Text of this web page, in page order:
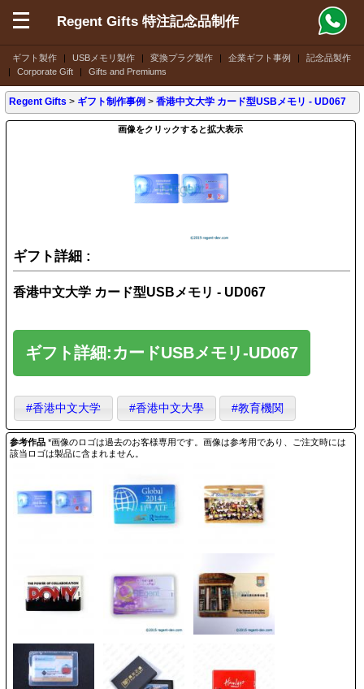
ギフト製作 | USBメモリ製作 | 変換プラグ製作 | 企業ギフト事例 |
記念品製作
|
Corporate Gift | Gifts and Premiums
Regent Gifts 特注記念品制作
Regent Gifts > ギフト制作事例 >香港中文大学 カード型USBメモリ - UD067
画像をクリックすると拡大表示
ギフト詳細 :
香港中文大学 カード型USBメモリ - UD067
ギフト詳細:カードUSBメモリ-UD067
#香港中文大学 #香港中文大學 #教育機関
参考作品 *画像のロゴは過去のお客様専用です。画像は参考用であり、ご注文時には
該当ロゴは製品に含まれません。